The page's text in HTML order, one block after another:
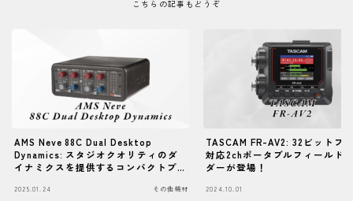
こちらの記事もどうぞ
AMS Neve 88C Dual Desktop
Dynamics: スタジオクオリティのダ
イナミクスを提供するコンパクトプ
2025.01.24 その他機材
TASCAM FR-AV2: 32ビットフ
対応2chポータブルフィールド
ダーが登場！
2024.10.01